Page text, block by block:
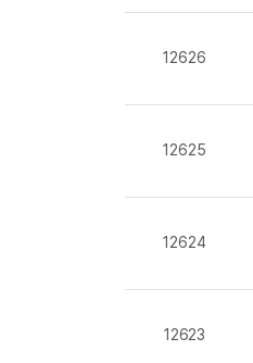
12626
12625
12624
12623